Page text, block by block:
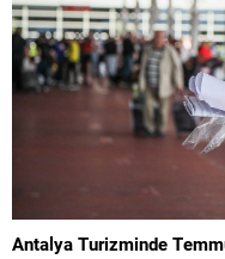
Antalya Turizminde